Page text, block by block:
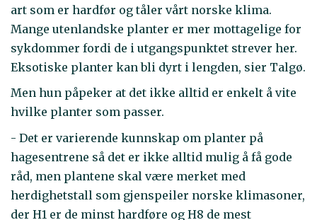
art som er hardfør og tåler vårt norske klima.
Mange utenlandske planter er mer mottagelige for
sykdommer fordi de i utgangspunktet strever her.
Eksotiske planter kan bli dyrt i lengden, sier Talgø.
Men hun påpeker at det ikke alltid er enkelt å vite
hvilke planter som passer.
- Det er varierende kunnskap om planter på
hagesentrene så det er ikke alltid mulig å få gode
råd, men plantene skal være merket med
herdighetstall som gjenspeiler norske klimasoner,
der H1 er de minst hardføre og H8 de mest